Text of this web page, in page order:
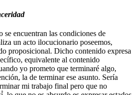
se encuentran las condiciones de
un acto ilocucionario poseemos,
proposicional. Dicho contenido expresa
equivalente al contenido
yo prometo que terminaré algo,
la de terminar ese asunto. Sería
mi trabajo final pero que no